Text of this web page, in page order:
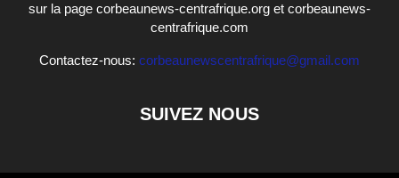
sur la page corbeaunews-centrafrique.org et corbeaunews-
centrafrique.com
Contactez-nous: corbeaunewscentrafrique@gmail.com
SUIVEZ NOUS